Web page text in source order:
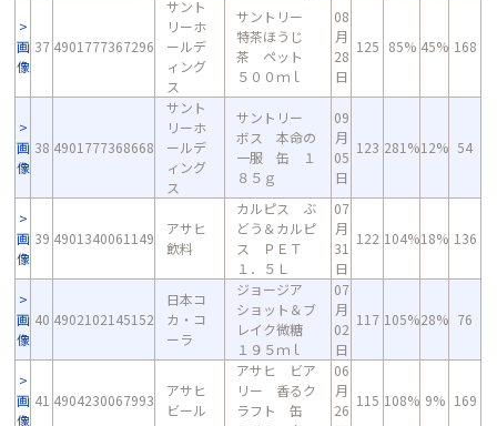
画
像
37 4901777367296
サント
リーホ
ールデ
ィング
ス
サントリー
特茶ほうじ
茶 ペット
５００ｍｌ
08
月
28
日
125 85% 45% 168
画
像
38 4901777368668
サント
リーホ
ールデ
ィング
ス
サントリー
ボス 本命の
一服 缶 １
８５ｇ
09
月
05
日
123 281%12% 54
画
像
39 4901340061149
アサヒ
飲料
カルピス ぶ
どう＆カルピ
ス ＰＥＴ
１．５Ｌ
07
月
31
日
122 104%18% 136
画
像
40 4902102145152
日本コ
カ・コ
ーラ
ジョージア
ショット＆ブ
レイク微糖
１９５ｍｌ
07
月
02
日
117 105%28% 76
画
像
41 4904230067993
アサヒ
ビール
アサヒ ビア
リー 香るク
ラフト 缶
06
月
26
115 108% 9% 169